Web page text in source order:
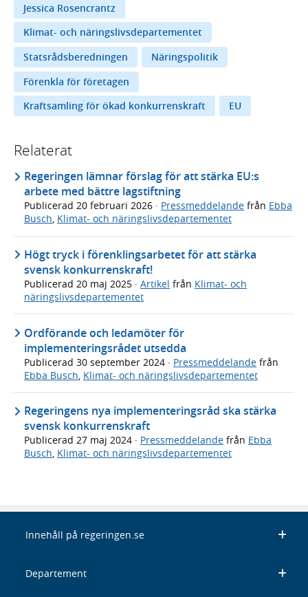
Jessica Rosencrantz
Klimat- och näringslivsdepartementet
Statsrådsberedningen
Näringspolitik
Förenkla för företagen
Kraftsamling för ökad konkurrenskraft
EU
Relaterat
Regeringen lämnar förslag för att stärka EU:s
arbete med bättre lagstiftning
Publicerad 20 februari 2026 · Pressmeddelande från Ebba
Busch, Klimat- och näringslivsdepartementet
Högt tryck i förenklingsarbetet för att stärka
svensk konkurrenskraft!
Publicerad 20 maj 2025 · Artikel från Klimat- och
näringslivsdepartementet
Ordförande och ledamöter för
implementeringsrådet utsedda
Publicerad 30 september 2024 · Pressmeddelande från
Ebba Busch Klimat- och näringslivsdepartementet
Regeringens nya implementeringsråd ska stärka
svensk konkurrenskraft
Publicerad 27 maj 2024 · Pressmeddelande från Ebba
Busch, Klimat- och näringslivsdepartementet
Innehåll på regeringen.se
Departement